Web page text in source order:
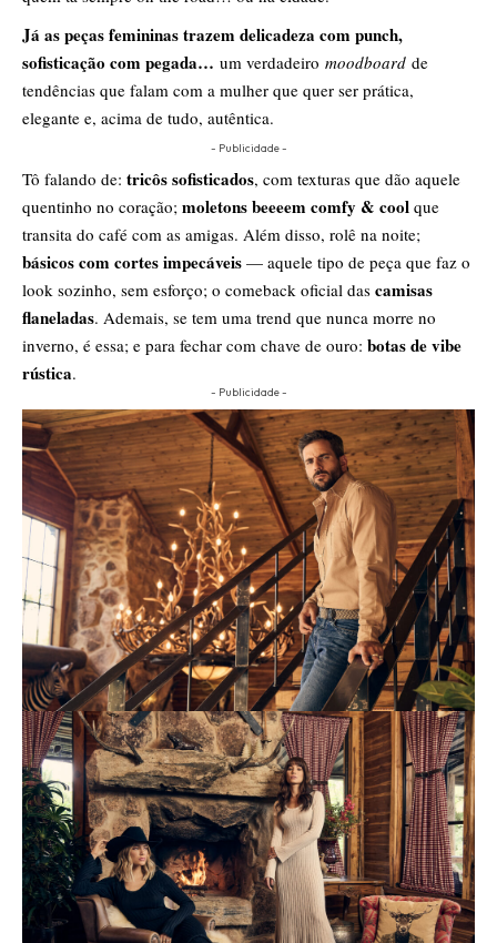
Já as peças femininas trazem delicadeza com punch,
sofisticação com pegada… um verdadeiro moodboard de
tendências que falam com a mulher que quer ser prática,
elegante e, acima de tudo, autêntica.
- Publicidade -
Tô falando de: tricôs sofisticados, com texturas que dão aquele
quentinho no coração; moletons beeeem comfy & cool que
transita do café com as amigas. Além disso, rolê na noite;
básicos com cortes impecáveis — aquele tipo de peça que faz o
look sozinho, sem esforço; o comeback oficial das camisas
flaneladas. Ademais, se tem uma trend que nunca morre no
inverno, é essa; e para fechar com chave de ouro: botas de vibe
rústica.
- Publicidade -